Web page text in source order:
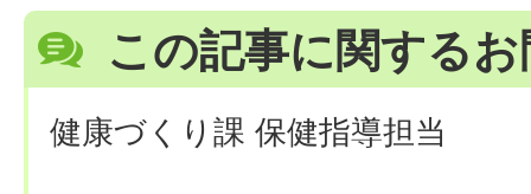
この記事に関する
健康づくり課 保健指導担当